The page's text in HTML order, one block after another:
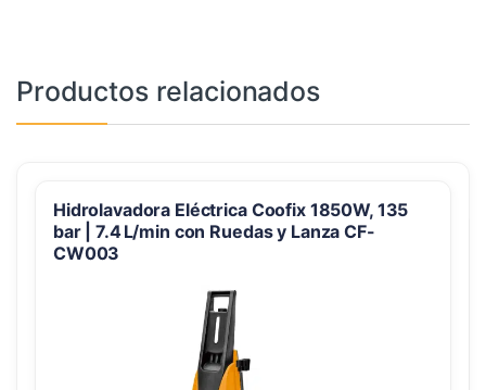
Productos relacionados
Hidrolavadora Eléctrica Coofix 1850W, 135
bar | 7.4 L/min con Ruedas y Lanza CF-
CW003